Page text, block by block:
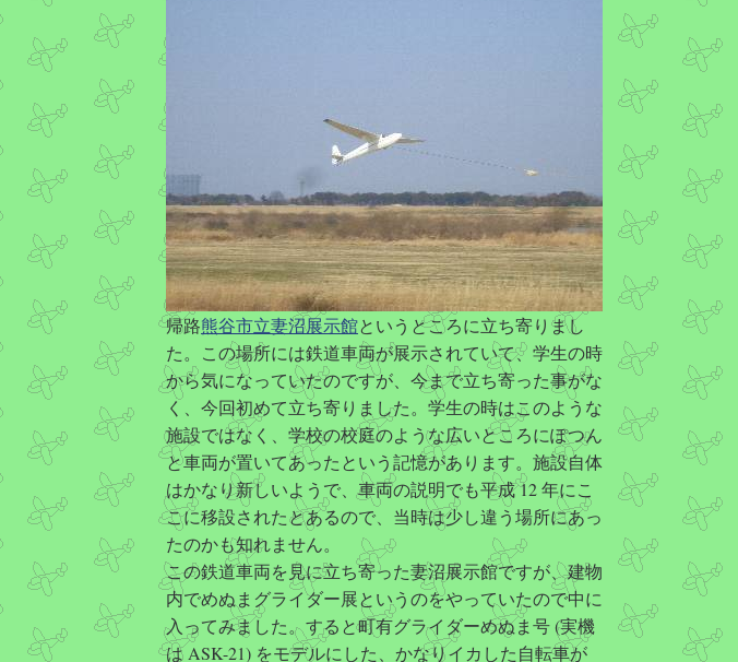
帰路熊谷市立妻沼展示館というところに立ち寄りまし
た。この場所には鉄道車両が展示されていて、学生の時
から気になっていたのですが、今まで立ち寄った事がな
く、今回初めて立ち寄りました。学生の時はこのような
施設ではなく、学校の校庭のような広いところにぽつん
と車両が置いてあったという記憶があります。施設自体
はかなり新しいようで、車両の説明でも平成 12 年にこ
こに移設されたとあるので、当時は少し違う場所にあっ
たのかも知れません。
この鉄道車両を見に立ち寄った妻沼展示館ですが、建物
内でめぬまグライダー展というのをやっていたので中に
入ってみました。すると町有グライダーめぬま号 (実機
は ASK-21) をモデルにした、かなりイカした自転車が